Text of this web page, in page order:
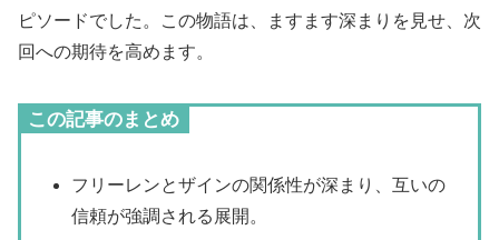
ピソードでした。この物語は、ますます深まりを見せ、次
回への期待を高めます。
この記事のまとめ
フリーレンとザインの関係性が深まり、互いの
信頼が強調される展開。